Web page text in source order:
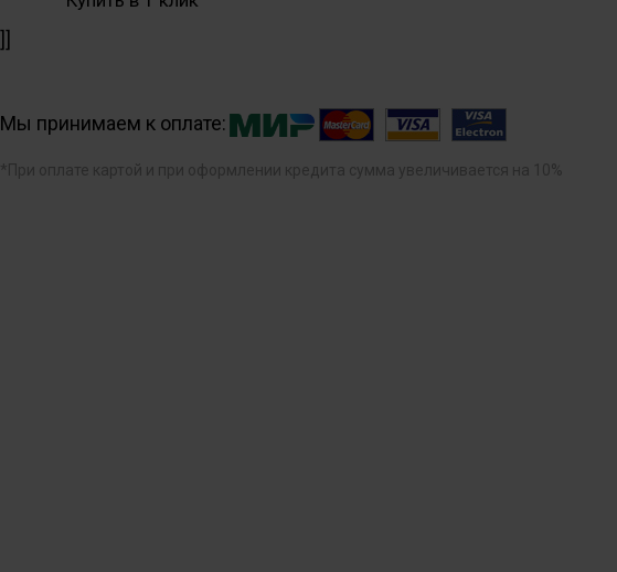
Мы принимаем к оплате:
*При оплате картой и при оформлении кредита сумма увеличивается на 10%